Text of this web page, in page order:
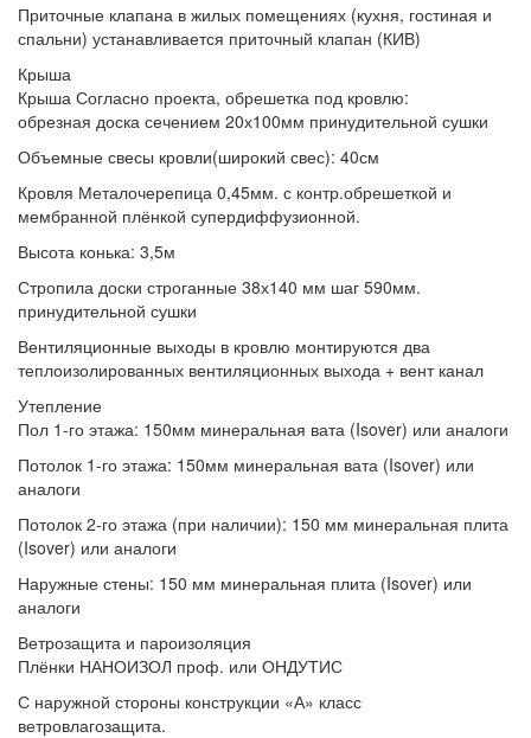
Приточные клапана в жилых помещениях (кухня, гостиная и
спальни) устанавливается приточный клапан (КИВ)
Крыша
Крыша Согласно проекта, обрешетка под кровлю:
обрезная доска сечением 20х100мм принудительной сушки
Объемные свесы кровли(широкий свес): 40см
Кровля Металочерепица 0,45мм. с контр.обрешеткой и
мембранной плёнкой супердиффузионной.
Высота конька: 3,5м
Стропила доски строганные 38х140 мм шаг 590мм.
принудительной сушки
Вентиляционные выходы в кровлю монтируются два
теплоизолированных вентиляционных выхода + вент канал
Утепление
Пол 1-го этажа: 150мм минеральная вата (Isover) или аналоги
Потолок 1-го этажа: 150мм минеральная вата (Isover) или
аналоги
Потолок 2-го этажа (при наличии): 150 мм минеральная плита
(Isover) или аналоги
Наружные стены: 150 мм минеральная плита (Isover) или
аналоги
Ветрозащита и пароизоляция
Плёнки НАНОИЗОЛ проф. или ОНДУТИС
С наружной стороны конструкции «А» класс
ветровлагозащита.